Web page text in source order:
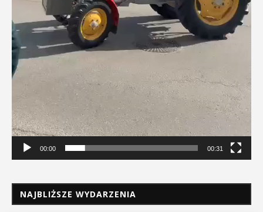
00:00 00:31
NAJBLIŻSZE WYDARZENIA